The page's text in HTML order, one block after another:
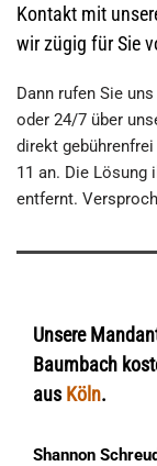
Kontakt mit
wir zügig für Sie
Dann rufen Sie
oder 24/7 über
direkt
11 an. Die
entfernt.
Unsere
Baumbach
aus Köln.
Shannon